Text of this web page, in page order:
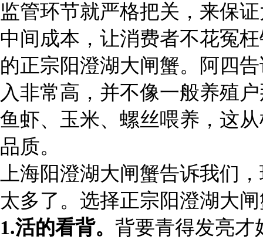
监管环节就严格把关，来保
中间成本，让消费者不花冤
的正宗阳澄湖大闸蟹。阿四
入非常高，并不像一般养殖
鱼虾、玉米、螺丝喂养，这
品质。
上海阳澄湖大闸蟹告诉我们
太多了。选择正宗阳澄湖大
1.活的看背。 背要青得发亮才